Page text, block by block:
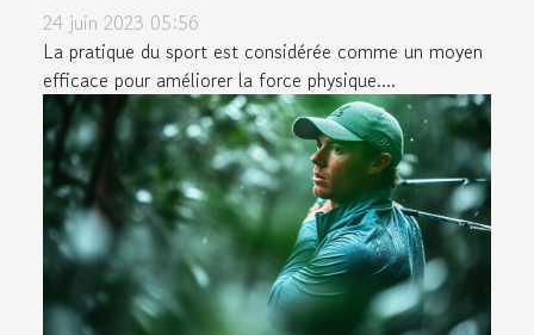
24 juin 2023 05:56
La pratique du sport est considérée comme un moyen
efficace pour améliorer la force physique....